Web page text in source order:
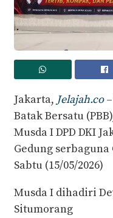
Jakarta, Jelajah.co–
Batak Bersatu
Musda I DPD DKI
Gedung
Sabtu (15/05/2026)
Musda I dihadiri
Situmorang